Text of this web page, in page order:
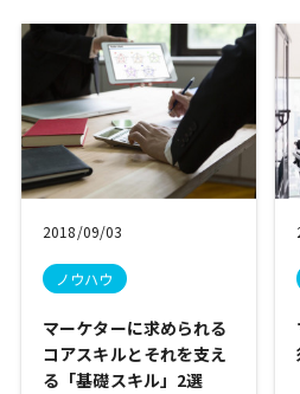
2018/09/03
ノウハウ
マーケターに求められる
コアスキルとそれを支え
る「基礎スキル」2選